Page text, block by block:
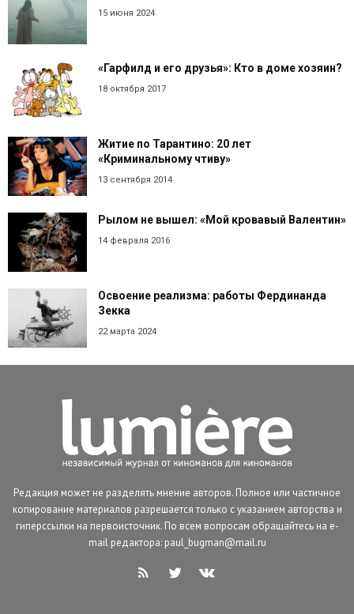
15 июня 2024
«Гарфилд и его друзья»: Кто в доме хозяин?
18 октября 2017
Житие по Тарантино: 20 лет
«Криминальному чтиву»
13 сентября 2014
Рылом не вышел: «Мой кровавый Валентин»
14 февраля 2016
Освоение реализма: работы Фердинанда
Зекка
22 марта 2024
Редакция может не разделять мнение авторов. Полное или частичное
копирование материалов разрешается только с указанием авторства и
гиперссылки на первоисточник. По всем вопросам обращайтесь на e-
mail редактора: paul_bugman@mail.ru